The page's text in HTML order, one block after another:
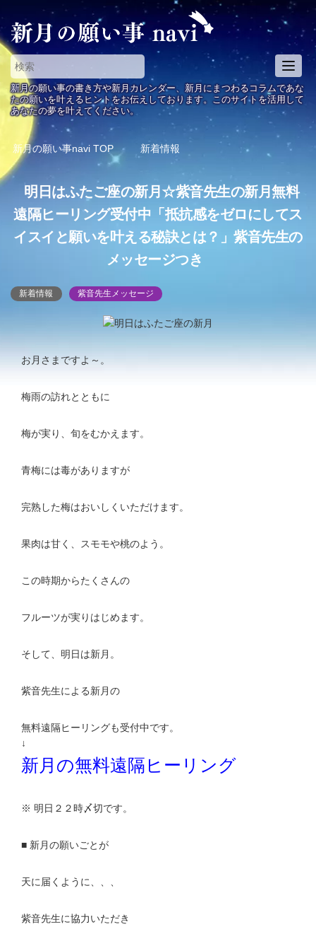
T
o
g
g
e
v
i
g
a
新月の願い事の書き方や新月カレンダー、新月にまつわるコラムであな
たの願いを叶えるヒントをお伝えしております。このサイトを活用して
あなたの夢を叶えてください。
新月の願い事navi TOP 新着情報
明日はふたご座の新月☆紫音先生の新月無料
遠隔ヒーリング受付中「抵抗感をゼロにしてス
イスイと願いを叶える秘訣とは？」紫音先生の
メッセージつき
新着情報 紫音先生メッセージ
お月さまですよ～。
梅雨の訪れとともに
梅が実り、旬をむかえます。
青梅には毒がありますが
完熟した梅はおいしくいただけます。
果肉は甘く、スモモや桃のよう。
この時期からたくさんの
フルーツが実りはじめます。
そして、明日は新月。
紫音先生による新月の
無料遠隔ヒーリングも受付中です。
↓
新月の無料遠隔ヒーリング
※ 明日２２時〆切です。
■ 新月の願いごとが
天に届くように、、、
紫音先生に協力いただき